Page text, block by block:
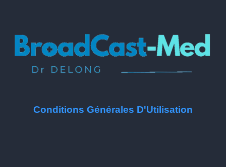
Conditions Générales D'Utilisation